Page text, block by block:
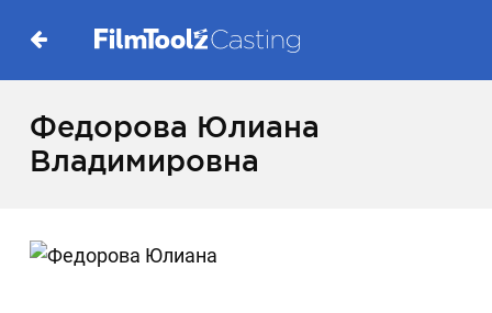
Федорова Юлиана
Владимировна